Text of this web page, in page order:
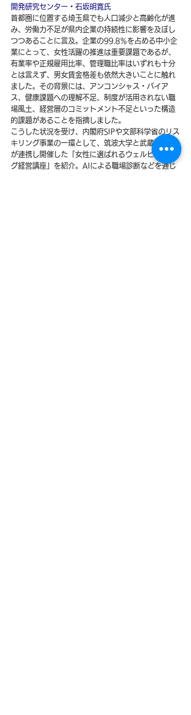
開発研究センター・石坂明寛氏
首都圏に位置する埼玉県でも人口減少と高齢化が進
み、労働力不足が県内企業の持続性に影響を及ぼし
つつあることに言及。企業の99.8％を占める中小企
業にとって、女性活躍の推進は重要課題であるが、
有業率や正規雇用比率、管理職比率はいずれも十分
とは言えず、男女賃金格差も依然大きいことに触れ
ました。その背景には、アンコンシャス・バイア
ス、健康課題への理解不足、制度が活用されない職
場風土、経営層のコミットメント不足といった構造
的課題があることを指摘しました。
こうした状況を受け、内閣府SIPや文部科学省のリス
キリング事業の一環として、筑波大学と武蔵野銀行
が連携し開催した「女性に選ばれるウェルビーイン
グ経営講座」を紹介。AIによる職場診断などを通じ